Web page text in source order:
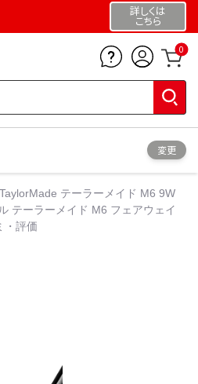
詳しくは
こちら
0
変更
TaylorMade テーラーメイド M6 9W
テーラーメイド M6 フェアウェイ
・評価